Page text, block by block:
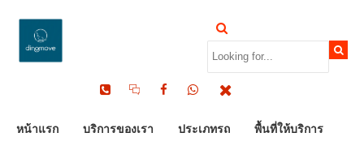
หน้าแรก บริการของเรา ประเภทรถ พื้นที่ให้บริการ